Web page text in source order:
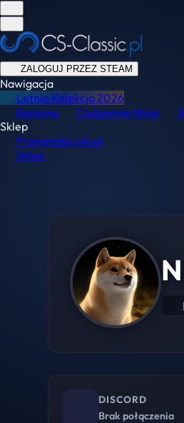
ZALOGUJ PRZEZ STEAM
Nawigacja
Letnia Kolekcja2026
Ranking
Codzienne Misje
Sklep
Przeglądaj usługi
Sklep
DISCORD
Brak połączenia